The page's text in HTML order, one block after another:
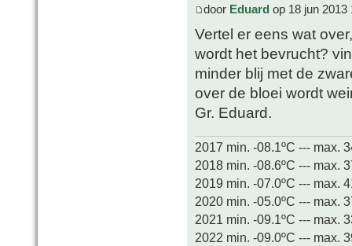
door Eduard op 18 jun 2013
Vertel er eens wat
wordt het bevrucht?
minder blij met de
over de bloei wordt
Gr. Eduard.
2017 min. -08.1ºC --- max.
2018 min. -08.6ºC --- max.
2019 min. -07.0ºC --- max.
2020 min. -05.0ºC --- max.
2021 min. -09.1ºC --- max.
2022 min. -09.0ºC --- max.